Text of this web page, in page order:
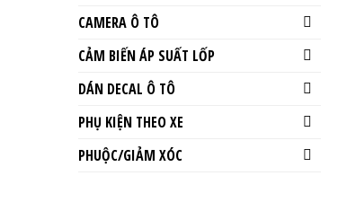
CAMERA Ô TÔ
CẢM BIẾN ÁP SUẤT LỐP
DÁN DECAL Ô TÔ
PHỤ KIỆN THEO XE
PHUỘC/GIẢM XÓC